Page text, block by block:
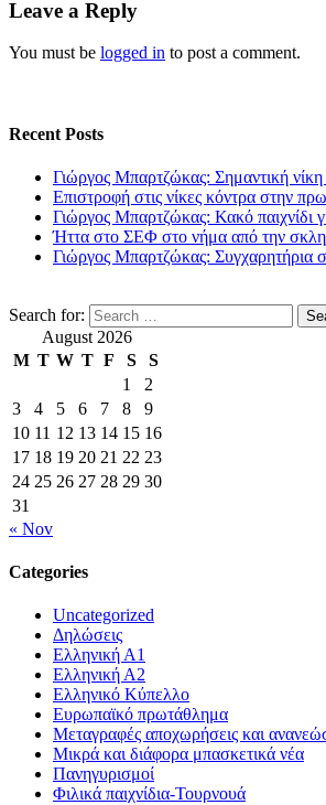
Leave a Reply
You must be logged in to post a comment.
Recent Posts
Γιώργος Μπαρτζώκας: Σημαντική
Επιστροφή στις νίκες κόντρα στην
Γιώργος Μπαρτζώκας: Κακό παιχνίδι
Ήττα στο ΣΕΦ στο νήμα από την
Γιώργος Μπαρτζώκας: Συγχαρητήρια
Search for:
August 2026
M T W T F S
S
1
2
3
4 5 6 7 8
9
10 11 12 13 14 15 16
17 18 19 20 21 22 23
24 25 26 27 28 29 30
31
« Nov
Categories
Uncategorized
Δηλώσεις
Ελληνική Α1
Ελληνική Α2
Ελληνικό Κύπελλο
Ευρωπαϊκό πρωτάθλημα
Μεταγραφές αποχωρήσεις και
Μικρά και διάφορα μπασκετικά νέα
Πανηγυρισμοί
Φιλικά παιχνίδια-Τουρνουά